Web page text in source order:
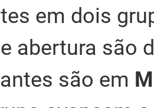
em dois
abertura são
são em